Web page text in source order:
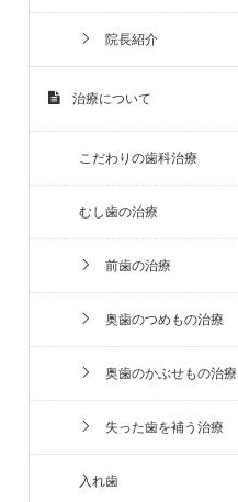
院長紹介
治療について
こだわりの歯科治療
むし歯の治療
前歯の治療
奥歯のつめもの治療
奥歯のかぶせもの治療
失った歯を補う治療
入れ歯